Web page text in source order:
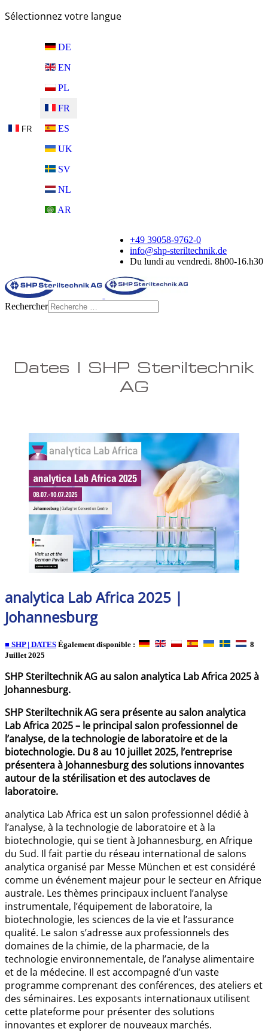
Sélectionnez votre langue
FR
DE
EN
PL
FR
ES
UK
SV
NL
AR
+49 39058-9762-0
info@shp-steriltechnik.de
Du lundi au vendredi. 8h00-16.h30
Rechercher
Dates | SHP Steriltechnik
AG
analytica Lab Africa 2025 |
Johannesburg
■ SHP | DATES Également disponible :
8
Juillet 2025
SHP Steriltechnik AG au salon analytica Lab Africa 2025 à
Johannesburg.
SHP Steriltechnik AG sera présente au salon analytica
Lab Africa 2025 – le principal salon professionnel de
l’analyse, de la technologie de laboratoire et de la
biotechnologie. Du 8 au 10 juillet 2025, l’entreprise
présentera à Johannesburg des solutions innovantes
autour de la stérilisation et des autoclaves de
laboratoire.
analytica Lab Africa est un salon professionnel dédié à
l’analyse, à la technologie de laboratoire et à la
biotechnologie, qui se tient à Johannesburg, en Afrique
du Sud. Il fait partie du réseau international de salons
analytica organisé par Messe München et est considéré
comme un événement majeur pour le secteur en Afrique
australe. Les thèmes principaux incluent l’analyse
instrumentale, l’équipement de laboratoire, la
biotechnologie, les sciences de la vie et l’assurance
qualité. Le salon s’adresse aux professionnels des
domaines de la chimie, de la pharmacie, de la
technologie environnementale, de l’analyse alimentaire
et de la médecine. Il est accompagné d’un vaste
programme comprenant des conférences, des ateliers et
des séminaires. Les exposants internationaux utilisent
cette plateforme pour présenter des solutions
innovantes et explorer de nouveaux marchés.